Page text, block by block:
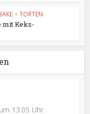
• TORTEN
mit Keks-
13:05 Uhr